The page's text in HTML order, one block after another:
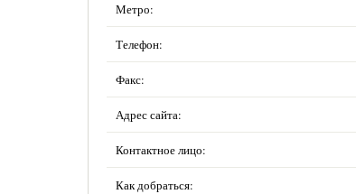
Метро:
Телефон:
Факс:
Адрес сайта:
Контактное лицо:
Как добраться: